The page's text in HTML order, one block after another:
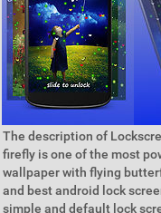
The description of
firefly is one of the most
wallpaper with flying
and best android lock
simple and default lock